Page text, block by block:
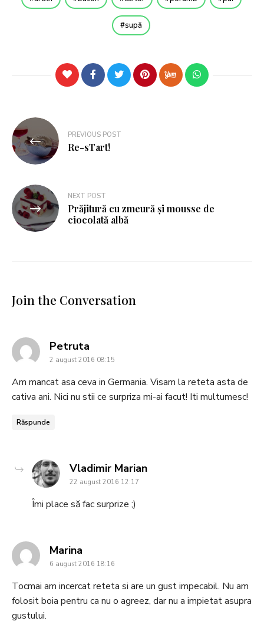
supă
PREVIOUS POST
Re-sTart!
NEXT POST
Prăjitură cu zmeură şi mousse de
ciocolată albă
Join the Conversation
Petruta
2 august 2016 08:15
Am mancat asa ceva in Germania. Visam la reteta asta de
cativa ani. Nici nu stii ce surpriza mi-ai facut! Iti multumesc!
Răspunde
Vladimir Mariansays:
22 august 2016 12:17
Îmi place să fac surprize ;)
Marina
6 august 2016 18:16
Tocmai am incercat reteta si are un gust impecabil. Nu am
folosit boia pentru ca nu o agreez, dar nu a impietat asupra
gustului.